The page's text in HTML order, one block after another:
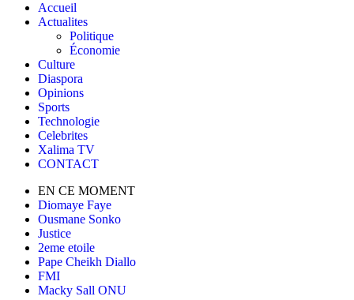
Accueil
Actualites
Politique
Économie
Culture
Diaspora
Opinions
Sports
Technologie
Celebrites
Xalima TV
CONTACT
EN CE MOMENT
Diomaye Faye
Ousmane Sonko
Justice
2eme etoile
Pape Cheikh Diallo
FMI
Macky Sall ONU